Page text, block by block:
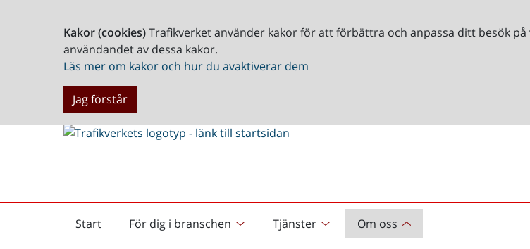
Kakor (cookies)Trafikverket använder kakor för att förbättra och anpassa ditt besök
användandet av dessa kakor.
Läs mer om kakor och hur du avaktiverar dem
Jag förstår
Start
Startsida För dig i branschen Tjänster Om oss